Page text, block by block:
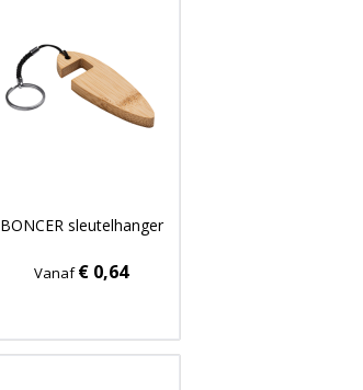
BONCER sleutelhanger
Vanaf€ 0,64